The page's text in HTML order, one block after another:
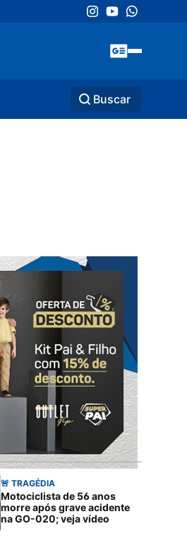
Buscar
🚨 TRAGÉDIA
Motociclista de 56 anos
morre após grave acidente
na GO-020; veja vídeo